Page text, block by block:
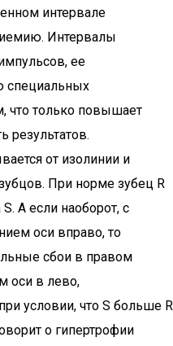
интервале
Интервалы
ее
специальных
что только повышает
результатов.
от изолинии и
При норме зубец R
А если наоборот, с
оси вправо, то
сбои в правом
оси в лево,
условии, что S больше R
о гипертрофии